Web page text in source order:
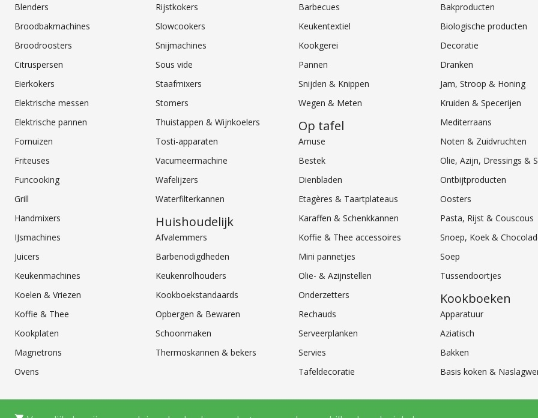
Blenders
Broodbakmachines
Broodroosters
Citruspersen
Eierkokers
Elektrische messen
Elektrische pannen
Fornuizen
Friteuses
Funcooking
Grill
Handmixers
IJsmachines
Juicers
Keukenmachines
Koelen & Vriezen
Koffie & Thee
Kookplaten
Magnetrons
Ovens
Rijstkokers
Slowcookers
Snijmachines
Sous vide
Staafmixers
Stomers
Thuistappen & Wijnkoelers
Tosti-apparaten
Vacumeermachine
Wafelijzers
Waterfilterkannen
Huishoudelijk
Afvalemmers
Barbenodigdheden
Keukenrolhouders
Kookboekstandaards
Opbergen & Bewaren
Schoonmaken
Thermoskannen & bekers
Barbecues
Keukentextiel
Kookgerei
Pannen
Snijden & Knippen
Wegen & Meten
Op tafel
Amuse
Bestek
Dienbladen
Etagères & Taartplateaus
Karaffen & Schenkkannen
Koffie & Thee accessoires
Mini pannetjes
Olie- & Azijnstellen
Onderzetters
Rechauds
Serveerplanken
Servies
Tafeldecoratie
Bakproducten
Biologische producten
Decoratie
Dranken
Jam, Stroop & Honing
Kruiden & Specerijen
Mediterraans
Noten & Zuidvruchten
Olie, Azijn, Dressings &
Ontbijtproducten
Oosters
Pasta, Rijst & Couscous
Snoep, Koek &
Soep
Tussendoortjes
Kookboeken
Apparatuur
Aziatisch
Bakken
Basis koken &